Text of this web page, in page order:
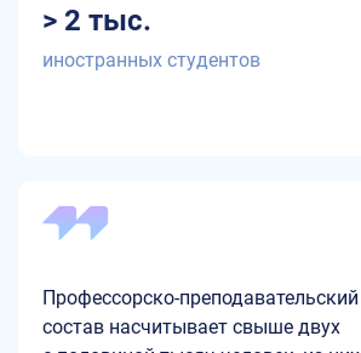
> 2 тыс.
иностранных студентов
Профессорско-преподавательский
состав насчитывает свыше двух